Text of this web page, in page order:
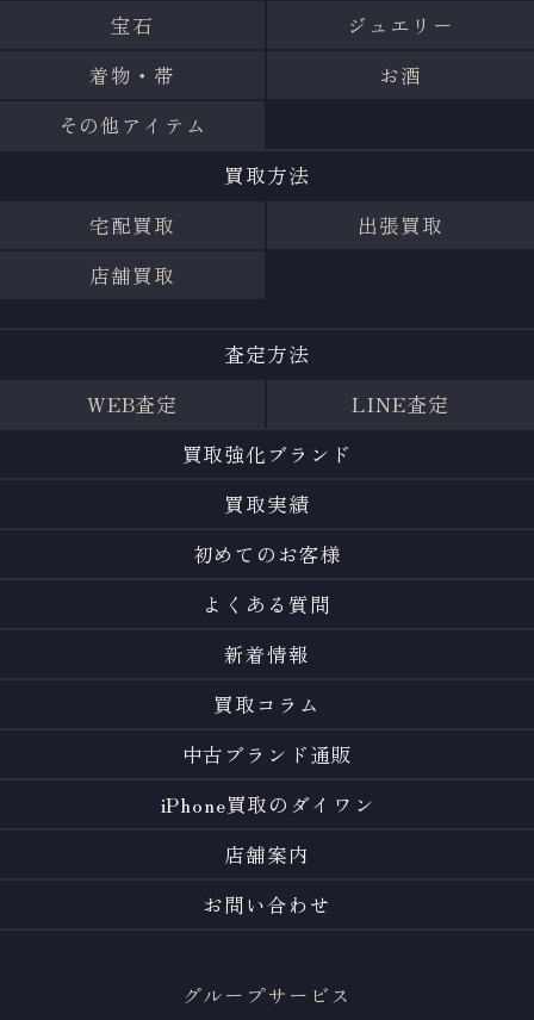
宝石
ジュエリー
着物・帯
お酒
その他アイテム
買取方法
宅配買取
出張買取
店舗買取
査定方法
WEB査定
LINE査定
買取強化ブランド
買取実績
初めてのお客様
よくある質問
新着情報
買取コラム
中古ブランド通販
iPhone買取のダイワン
店舗案内
お問い合わせ
グループサービス